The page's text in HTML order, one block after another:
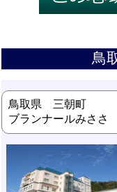
鳥
鳥取県 三朝町
ブランナールみささ